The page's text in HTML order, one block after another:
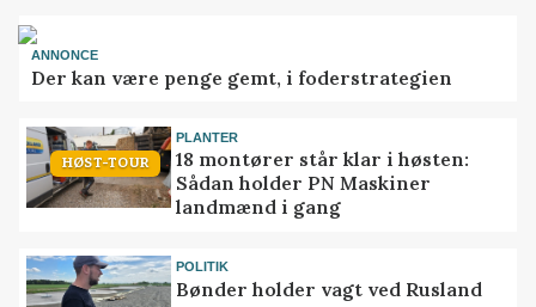
ANNONCE
Der kan være penge gemt, i foderstrategien
HØST-TOUR
PLANTER
18 montører står klar i høsten:
Sådan holder PN Maskiner
landmænd i gang
POLITIK
Bønder holder vagt ved Rusland